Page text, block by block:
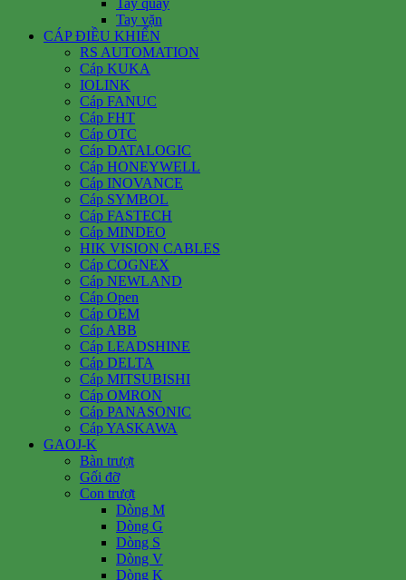
Tay vặn
CÁP ĐIỀU KHIỂN
RS AUTOMATION
Cáp KUKA
IOLINK
Cáp FANUC
Cáp FHT
Cáp OTC
Cáp DATALOGIC
Cáp HONEYWELL
Cáp INOVANCE
Cáp SYMBOL
Cáp FASTECH
Cáp MINDEO
HIK VISION CABLES
Cáp COGNEX
Cáp NEWLAND
Cáp Open
Cáp OEM
Cáp ABB
Cáp LEADSHINE
Cáp DELTA
Cáp MITSUBISHI
Cáp OMRON
Cáp PANASONIC
Cáp YASKAWA
GAOJ-K
Bàn trượt
Gối đỡ
Con trượt
Dòng M
Dòng G
Dòng S
Dòng V
Dòng K